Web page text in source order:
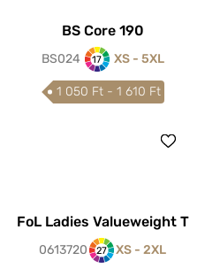
BS Core 190
BS024 17 XS - 5XL
1 050 Ft - 1 610 Ft
FoL Ladies Valueweight T
0613720 27 XS - 2XL